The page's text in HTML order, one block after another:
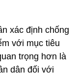
xác định chống
với mục tiêu
trọng hơn là
dân đối với